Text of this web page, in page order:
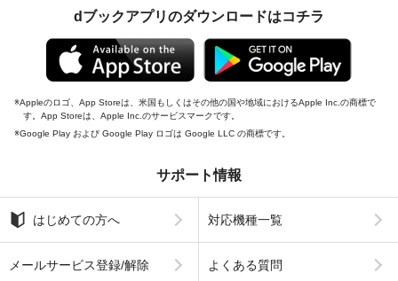
dブックアプリのダウンロードはコチラ
Appleのロゴ、App Storeは、米国もしくはその他の国や地域におけるApple Inc.の商標で
す。App Storeは、Apple Inc.のサービスマークです。
Google Play および Google Play ロゴは Google LLC の商標です。
サポート情報
はじめての方へ 対応機種一覧
メールサービス登録/解除 よくある質問